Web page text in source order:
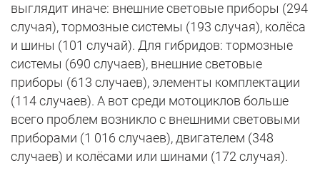
выглядит иначе: внешние световые приборы (294
случая), тормозные системы (193 случая), колёса
и шины (101 случай). Для гибридов: тормозные
системы (690 случаев), внешние световые
приборы (613 случаев), элементы комплектации
(114 случаев). А вот среди мотоциклов больше
всего проблем возникло с внешними световыми
приборами (1 016 случаев), двигателем (348
случаев) и колёсами или шинами (172 случая).